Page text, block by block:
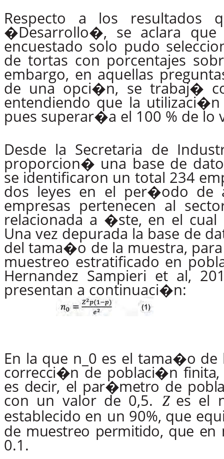
Respecto a los resultados
�Desarrollo�, se aclara que
encuestado solo pudo
de tortas con porcentajes
embargo, en aquellas
de una opci�n, se trabaj�
entendiendo que la utilizaci�n
pues superar�a el 100 % de lo
Desde la Secretaria de
proporcion� una base de
se identificaron un total 234
dos leyes en el per�odo
empresas pertenecen al
relacionada a �ste, en el
Una vez depurada la base de
del tama�o de la muestra,
muestreo estratificado en
Hernandez Sampieri et al,
presentan a continuaci�n:
En la que n_0 es el tama�o de
correcci�n de poblaci�n finita,
es decir, el par�metro de
con un valor de 0,5. Z es el
establecido en un 90%, que
de muestreo permitido, que en
0.1.